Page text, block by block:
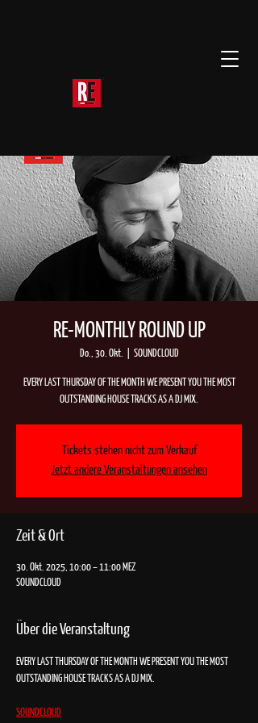
RE-MONTHLY ROUND UP
Do., 30. Okt. SOUNDCLOUD
EVERY LAST THURSDAY OF THE MONTH WE PRESENT YOU THE MOST
OUTSTANDING HOUSE TRACKS AS A DJ MIX.
Tickets stehen nicht zum Verkauf
Jetzt andere Veranstaltungen ansehen
Zeit & Ort
30. Okt. 2025, 10:00 – 11:00 MEZ
SOUNDCLOUD
Über die Veranstaltung
EVERY LAST THURSDAY OF THE MONTH WE PRESENT YOU THE MOST
OUTSTANDING HOUSE TRACKS AS A DJ MIX.
SOUNDCLOUD